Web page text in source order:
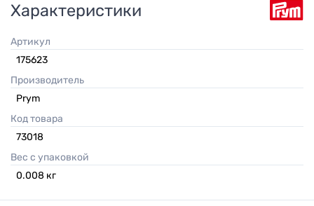
Характеристики
Артикул
175623
Производитель
Prym
Код товара
73018
Вес с упаковкой
0.008 кг